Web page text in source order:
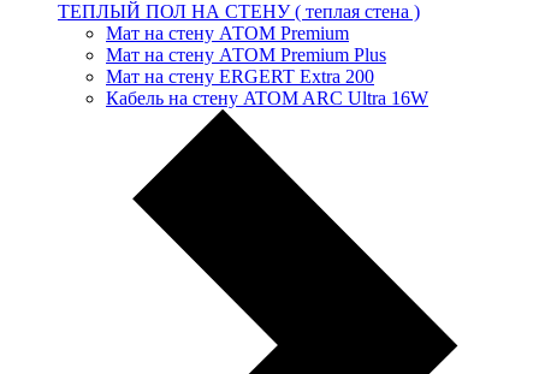
ТЕПЛЫЙ ПОЛ НА СТЕНУ ( теплая стена )
Мат на стену АТОМ Premium
Мат на стену АТОМ Premium Plus
Мат на стену ERGERT Extra 200
Кабель на стену ATOM ARC Ultra 16W